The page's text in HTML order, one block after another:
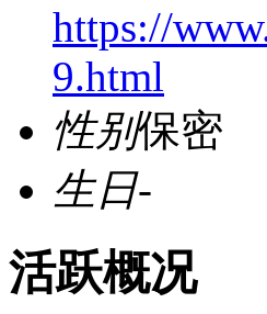
https://
9.html
性别保密
生日-
活跃概况